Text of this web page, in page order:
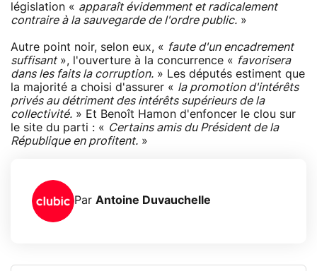
législation « apparaît évidemment et radicalement
contraire à la sauvegarde de l'ordre public. »
Autre point noir, selon eux, « faute d'un encadrement
suffisant», l'ouverture à la concurrence « favorisera
dans les faits la corruption. » Les députés estiment que
la majorité a choisi d'assurer « la promotion d'intérêts
privés au détriment des intérêts supérieurs de la
collectivité. » Et Benoît Hamon d'enfoncer le clou sur
le site du parti : « Certains amis du Président de la
République en profitent. »
Par Antoine Duvauchelle